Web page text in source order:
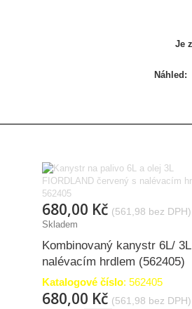
Je
Náhled:
680,00 Kč (561,98 bez DPH)
Skladem
Kombinovaný kanystr 6L/
nalévacím hrdlem (562405)
Katalogové číslo: 562405
680,00 Kč (561,98 bez DPH)